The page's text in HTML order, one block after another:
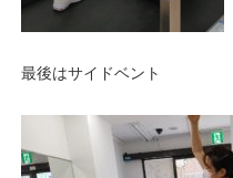
最後はサイドベント